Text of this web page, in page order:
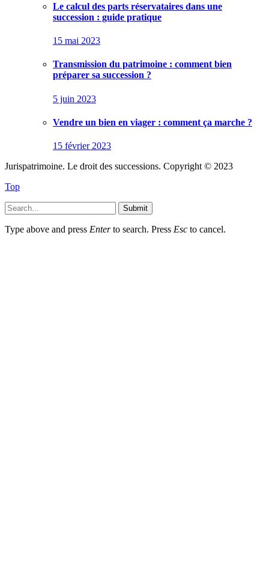
Le calcul des parts réservataires dans une
succession : guide pratique
15 mai 2023
Transmission du patrimoine : comment bien
préparer sa succession ?
5 juin 2023
Vendre un bien en viager : comment ça marche ?
15 février 2023
Jurispatrimoine. Le droit des successions. Copyright © 2023
Top
Submit
Type above and press Enterto search. Press Esc to cancel.